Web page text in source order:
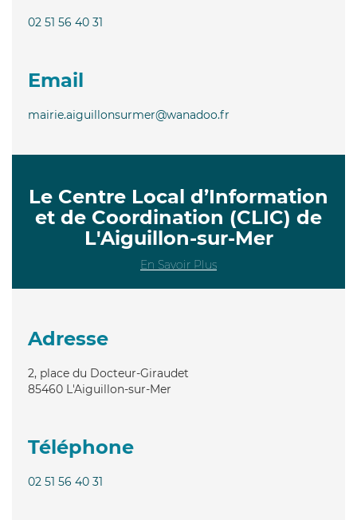
02 51 56 40 31
Email
mairie.aiguillonsurmer@wanadoo.fr
Le Centre Local d’Information
et de Coordination (CLIC) de
L'Aiguillon-sur-Mer
En Savoir Plus
Adresse
2, place du Docteur-Giraudet
85460 L'Aiguillon-sur-Mer
Téléphone
02 51 56 40 31